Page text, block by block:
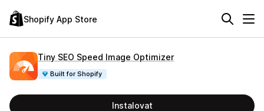
Shopify App Store
Tiny SEO Speed Image Optimizer
Built for Shopify
Instalovat